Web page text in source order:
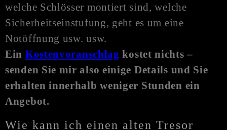
welche Schlösser montiert sind, welche
Sicherheitseinstufung, geht es um eine
Notöffnung usw. usw.
Ein Kostenvoranschlag kostet nichts –
senden Sie mir also einige Details und Sie
erhalten innerhalb weniger Stunden ein
Angebot.
Wie kann ich einen alten Tresor